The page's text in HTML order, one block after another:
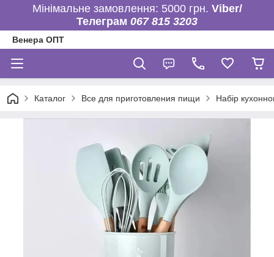
Мінімальне замовлення: 5000 грн. Viber/
Телеграм 067 815 3203
Венера ОПТ
Каталог Все для приготовления пищи Набір